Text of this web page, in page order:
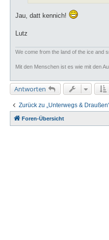
Jau, datt kennich!
Lutz
We come from the land of the ice and
Mit den Menschen ist es wie mit den
Antworten
Zurück zu „Unterwegs &
Foren-Übersicht